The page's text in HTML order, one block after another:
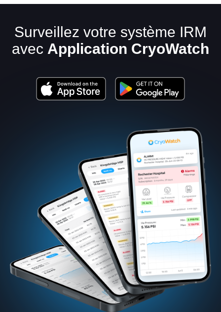
Surveillez votre système IRM
avec Application CryoWatch